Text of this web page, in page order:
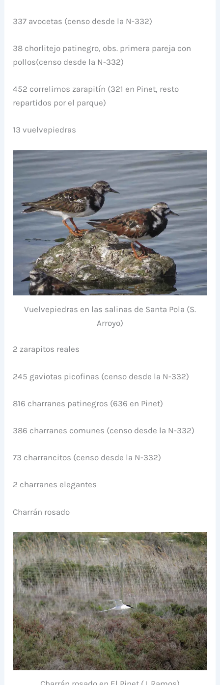
337 avocetas (censo desde la N-332)
38 chorlitejo patinegro, obs. primera pareja con
pollos(censo desde la N-332)
452 correlimos zarapitín (321 en Pinet, resto
repartidos por el parque)
13 vuelvepiedras
Vuelvepiedras en las salinas de Santa Pola (S.
Arroyo)
2 zarapitos reales
245 gaviotas picofinas (censo desde la N-332)
816 charranes patinegros (636 en Pinet)
386 charranes comunes (censo desde la N-332)
73 charrancitos (censo desde la N-332)
2 charranes elegantes
Charrán rosado